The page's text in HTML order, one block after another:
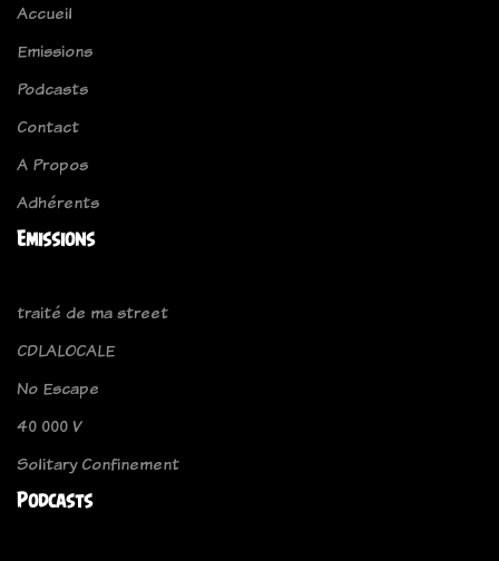
Accueil
Emissions
Podcasts
Contact
A Propos
Adhérents
Emissions
traité de ma street
CDLALOCALE
No Escape
40 000 V
Solitary Confinement
Podcasts